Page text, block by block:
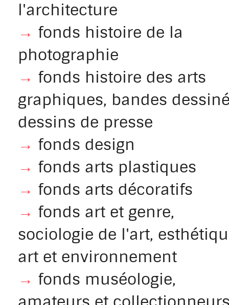
l'architecture
→ fonds histoire de la
photographie
→ fonds histoire des arts
graphiques, bandes
dessins de presse
→ fonds design
→ fonds arts plastiques
→ fonds arts décoratifs
→ fonds art et genre,
sociologie de l'art,
art et environnement
→ fonds muséologie,